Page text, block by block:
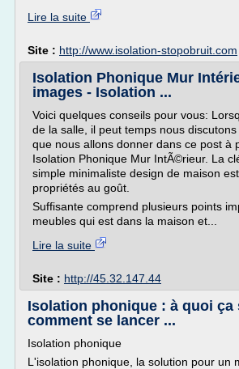
Lire la suite
Site : http://www.isolation-stopobruit.com
Isolation Phonique Mur
images - Isolation ...
Voici quelques conseils pour vous:
de la salle, il peut temps nous
que nous allons donner dans ce post à
Isolation Phonique Mur IntÃ©rieur. La
simple minimaliste design de maison
propriétés au goût.
Suffisante comprend plusieurs points
meubles qui est dans la maison et...
Lire la suite
Site : http://45.32.147.44
Isolation phonique : à quoi ça
comment se lancer ...
Isolation phonique
L'isolation phonique, la solution pour un